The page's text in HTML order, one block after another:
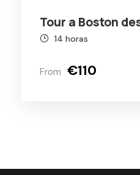
Tour a Boston
From €110
14 horas